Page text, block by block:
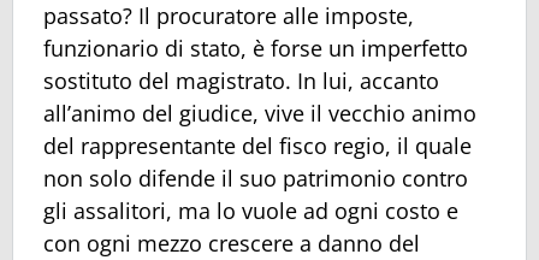
passato? Il procuratore alle imposte,
funzionario di stato, è forse un imperfetto
sostituto del magistrato. In lui, accanto
all’animo del giudice, vive il vecchio animo
del rappresentante del fisco regio, il quale
non solo difende il suo patrimonio contro
gli assalitori, ma lo vuole ad ogni costo e
con ogni mezzo crescere a danno del